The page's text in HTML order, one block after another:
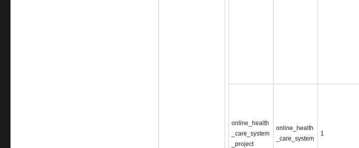
online_health
_care_system
_project
online_health
_care_system
1